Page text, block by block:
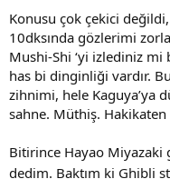
Konusu çok çekici
10dksında gözlerimi
Mushi-Shi ‘yi izlediniz
has bi dinginliği vardır.
zihnimi, hele Kaguya’ya
sahne. Müthiş. Hakikaten
Bitirince Hayao
dedim. Baktım ki Ghibli